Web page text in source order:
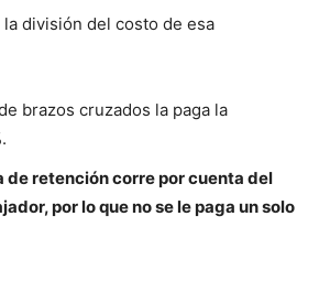
la división del costo de esa
brazos cruzados la paga la
de retención corre por cuenta del
por lo que no se le paga un solo